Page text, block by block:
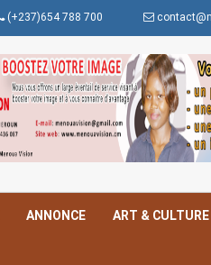
(+237)654 788 700
ANNONCE ART &